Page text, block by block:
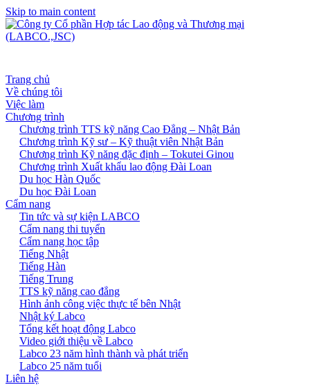
Skip to main content
Trang chủ
Về chúng tôi
Việc làm
Chương trình
Chương trình TTS kỹ năng Cao Đẳng – Nhật Bản
Chương trình Kỹ sư – Kỹ thuật viên Nhật Bản
Chương trình Kỹ năng đặc định – Tokutei Ginou
Chương trình Xuất khẩu lao động Đài Loan
Du học Hàn Quốc
Du học Đài Loan
Cẩm nang
Tin tức và sự kiện LABCO
Cẩm nang thi tuyển
Cẩm nang học tập
Tiếng Nhật
Tiếng Hàn
Tiếng Trung
TTS kỹ năng cao đẳng
Hình ảnh công việc thực tế bên Nhật
Nhật ký Labco
Tổng kết hoạt động Labco
Video giới thiệu về Labco
Labco 23 năm hình thành và phát triển
Labco 25 năm tuổi
Liên hệ